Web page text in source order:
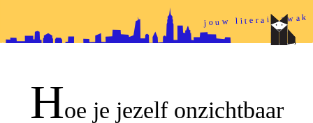
jouw literair zwak
Hoe je jezelf onzichtbaar